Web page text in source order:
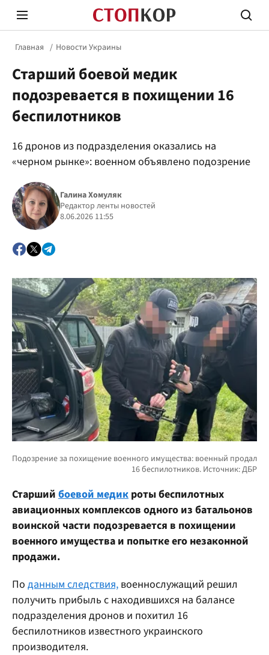
Политика
Главная Новости Украины
Старший боевой медик
подозревается в похищении 16
беспилотников
16 дронов из подразделения оказались на
«черном рынке»: военном объявлено подозрение
Галина Хомуляк
Редактор ленты новостей
8.06.2026 11:55
Старший боевой медик роты беспилотных
авиационных комплексов одного из батальонов
воинской части подозревается в похищении
военного имущества и попытке его незаконной
продажи.
По данным следствия, военнослужащий решил
получить прибыль с находившихся на балансе
подразделения дронов и похитил 16
беспилотников известного украинского
производителя.